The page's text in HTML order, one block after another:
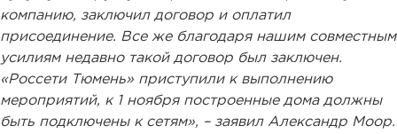
компанию, заключил договор и оплатил
присоединение. Все же благодаря нашим совместным
усилиям недавно такой договор был заключен.
«Россети Тюмень» приступили к выполнению
мероприятий, к 1 ноября построенные дома должны
быть подключены к сетям», – заявил Александр Моор.